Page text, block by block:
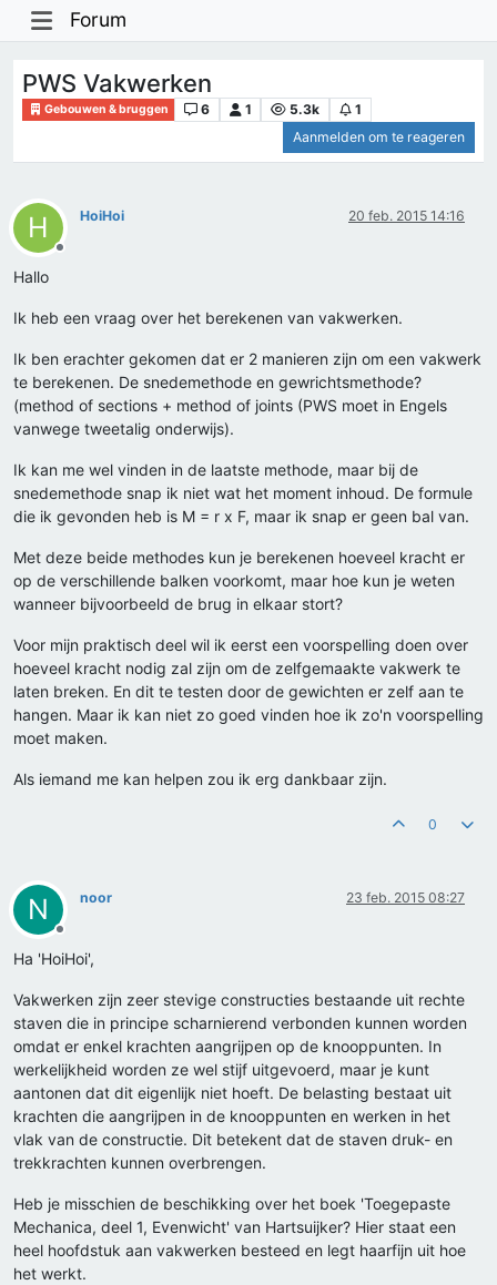
Forum
PWS Vakwerken
Gebouwen & bruggen 6 1 5.3k
1
Aanmelden om te reageren
H
Offline
HoiHoi 20 feb. 2015 14:16
Hallo
Ik heb een vraag over het berekenen van vakwerken.
Ik ben erachter gekomen dat er 2 manieren zijn om een vakwerk
te berekenen. De snedemethode en gewrichtsmethode?
(method of sections + method of joints (PWS moet in Engels
vanwege tweetalig onderwijs).
Ik kan me wel vinden in de laatste methode, maar bij de
snedemethode snap ik niet wat het moment inhoud. De formule
die ik gevonden heb is M = r x F, maar ik snap er geen bal van.
Met deze beide methodes kun je berekenen hoeveel kracht er
op de verschillende balken voorkomt, maar hoe kun je weten
wanneer bijvoorbeeld de brug in elkaar stort?
Voor mijn praktisch deel wil ik eerst een voorspelling doen over
hoeveel kracht nodig zal zijn om de zelfgemaakte vakwerk te
laten breken. En dit te testen door de gewichten er zelf aan te
hangen. Maar ik kan niet zo goed vinden hoe ik zo'n voorspelling
moet maken.
Als iemand me kan helpen zou ik erg dankbaar zijn.
0
N
Offline
noor 23 feb. 2015 08:27
Ha 'HoiHoi',
Vakwerken zijn zeer stevige constructies bestaande uit rechte
staven die in principe scharnierend verbonden kunnen worden
omdat er enkel krachten aangrijpen op de knooppunten. In
werkelijkheid worden ze wel stijf uitgevoerd, maar je kunt
aantonen dat dit eigenlijk niet hoeft. De belasting bestaat uit
krachten die aangrijpen in de knooppunten en werken in het
vlak van de constructie. Dit betekent dat de staven druk- en
trekkrachten kunnen overbrengen.
Heb je misschien de beschikking over het boek 'Toegepaste
Mechanica, deel 1, Evenwicht' van Hartsuijker? Hier staat een
heel hoofdstuk aan vakwerken besteed en legt haarfijn uit hoe
het werkt.